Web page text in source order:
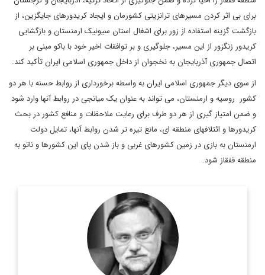
برای بی اثر کردن مسیرهای ترانزیتی کشورمان و ایجاد کریدورهای جایگزین، از
بازگشت گزینه استفاده از زور برای اشغال استان سیونیک ارمنستان و بازگشایی
کریدور زنگزور از این مسیر، جلوگیری و بر توافقات اخیر خود با باکو مبنی بر
اتصال جمهوری آذربایجان به نخجوان از داخل جمهوری اسلامی ایران تأکید کند.
از سوی دیگر جمهوری اسلامی ایران به واسطه برخورداری از روابط حسنه با هر دو
کشور روسیه و ارمنستان، می تواند به عنوان یک میانجی در روابط آنها وارد شود
و ضمن امتیاز گیری از هر دو طرف برای رعایت ملاحظات و منافع کشور در بحث
کریدورها و ائتلافهای منطقه ای، مانع تیره تر شدن روابط آنها، تمایل دولت
ارمنستان به بازی در زمین کشورهای غربی و باز شدن پای این کشورها و ناتو به
منطقه قفقاز شود.
دکتر محمد مهدی مظاهری، استاد دانشگاه، رئیس موسسه فرهنگی
اکو، عضو هیات امنای پژوهشگاه فرهنگ و هنر و ارتباطات، مشاور
رییس فقید مجمع تشخیص مصلحت نظام، مشاور وزیر امور ...
اطلاعات بیشتر